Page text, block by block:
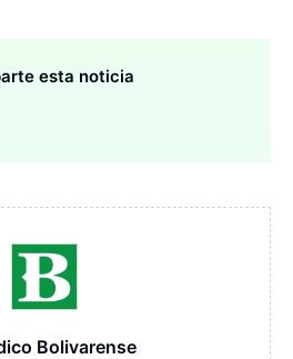
esta noticia
Bolivarense